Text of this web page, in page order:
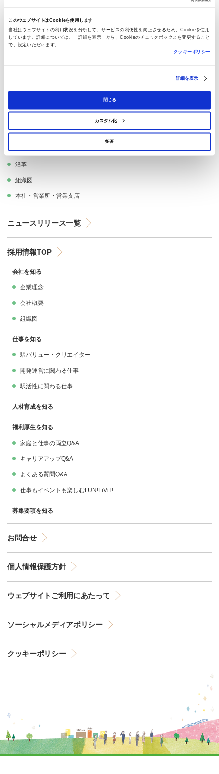
このウェブサイトはCookieを使用します
当社はウェブサイトの利用状況を分析して、サービスの利便性を向上させるため、Cookieを使用
しています。詳細については、「詳細を表示」から、Cookieのチェックボックスを変更すること
で、設定いただけます。
クッキーポリシー
詳細を表示
閉じる
カスタム化
拒否
JR資産活用
沿革
組織図
本社・営業所・営業支店
ニュースリリース一覧
採用情報TOP
会社を知る
企業理念
会社概要
組織図
仕事を知る
駅バリュー・クリエイター
開発運営に関わる仕事
駅活性に関わる仕事
人材育成を知る
福利厚生を知る
家庭と仕事の両立Q&A
キャリアアップQ&A
よくある質問Q&A
仕事もイベントも楽しむFUN!LiViT!
募集要項を知る
お問合せ
個人情報保護方針
ウェブサイトご利用にあたって
ソーシャルメディアポリシー
クッキーポリシー